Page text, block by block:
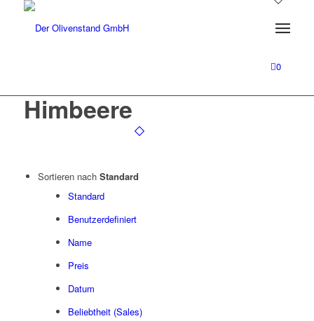
0
Himbeere
Sortieren nach Standard
Standard
Benutzerdefiniert
Name
Preis
Datum
Beliebtheit (Sales)